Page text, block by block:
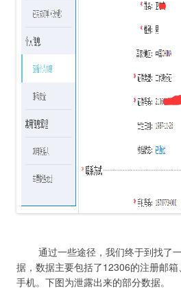
据，数据主要包括了12306的注册邮箱